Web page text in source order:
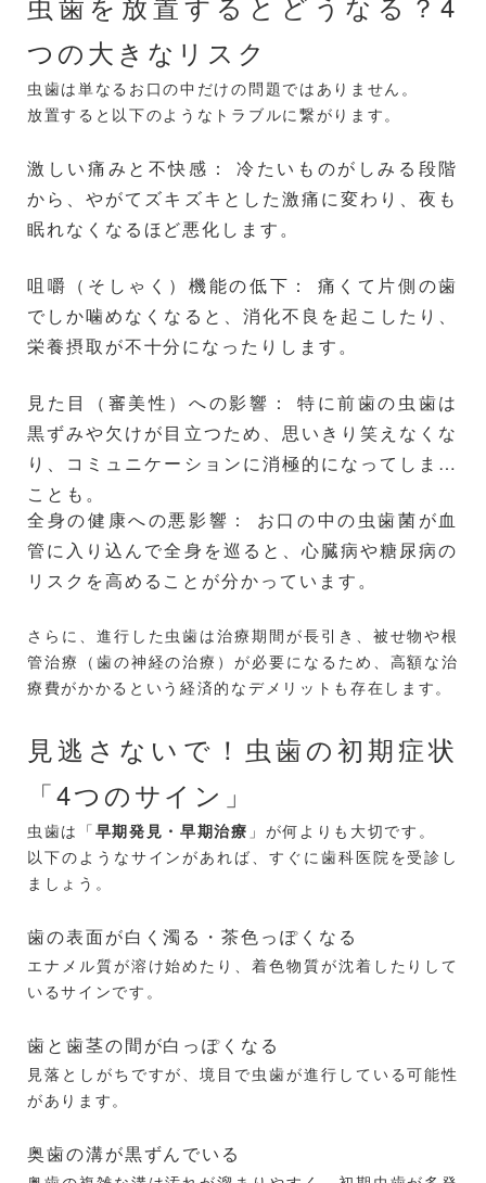
つの大きなリスク
虫歯は単なるお口の中だけの問題ではありません。
放置すると以下のようなトラブルに繋がります。
激しい痛みと不快感： 冷たいものがしみる段階
から、やがてズキズキとした激痛に変わり、夜も
眠れなくなるほど悪化します。
咀嚼（そしゃく）機能の低下： 痛くて片側の歯
でしか噛めなくなると、消化不良を起こしたり、
栄養摂取が不十分になったりします。
見た目（審美性）への影響： 特に前歯の虫歯は
黒ずみや欠けが目立つため、思いきり笑えなくな
り、コミュニケーションに消極的になってしまう
ことも。
全身の健康への悪影響： お口の中の虫歯菌が血
管に入り込んで全身を巡ると、心臓病や糖尿病の
リスクを高めることが分かっています。
さらに、進行した虫歯は治療期間が長引き、被せ物や根
管治療（歯の神経の治療）が必要になるため、高額な治
療費がかかるという経済的なデメリットも存在します。
見逃さないで！虫歯の初期症状
「4つのサイン」
虫歯は「早期発見・早期治療 」が何よりも大切です。
以下のようなサインがあれば、すぐに歯科医院を受診し
ましょう。
歯の表面が白く濁る・茶色っぽくなる
エナメル質が溶け始めたり、着色物質が沈着したりして
いるサインです。
歯と歯茎の間が白っぽくなる
見落としがちですが、境目で虫歯が進行している可能性
があります。
奥歯の溝が黒ずんでいる